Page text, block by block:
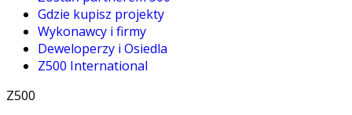
Gdzie kupisz projekty
Wykonawcy i firmy
Deweloperzy i Osiedla
Z500 International
Z500